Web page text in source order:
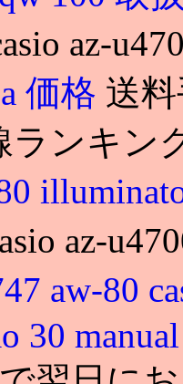
az-
価格 送
ランキン
az-
aw-80
30